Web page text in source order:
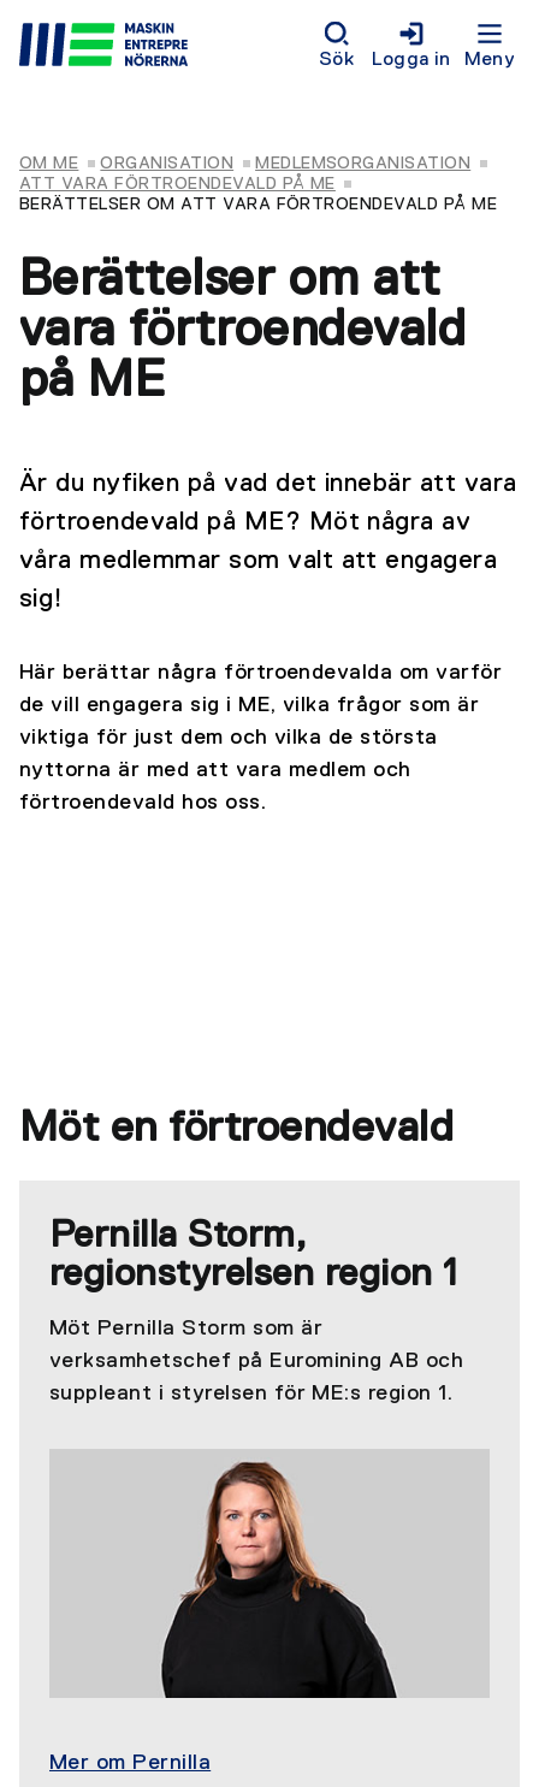
Sök Logga in Meny
OM ME ORGANISATION
MEDLEMSORGANISATION
ATT VARA FÖRTROENDEVALD PÅ ME
BERÄTTELSER OM ATT VARA FÖRTROENDEVALD PÅ ME
Berättelser om att
vara förtroendevald
på ME
Är du nyfiken på vad det innebär att vara
förtroendevald på ME? Möt några av
våra medlemmar som valt att engagera
sig!
Här berättar några förtroendevalda om varför
de vill engagera sig i ME, vilka frågor som är
viktiga för just dem och vilka de största
nyttorna är med att vara medlem och
förtroendevald hos oss.
Möt en förtroendevald
Pernilla Storm,
regionstyrelsen region 1
Möt Pernilla Storm som är
verksamhetschef på Euromining AB och
suppleant i styrelsen för ME:s region 1.
Mer om Pernilla